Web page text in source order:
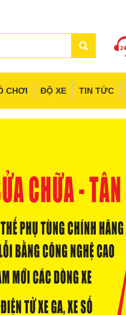
CHƠI ĐỘ XE TIN TỨC